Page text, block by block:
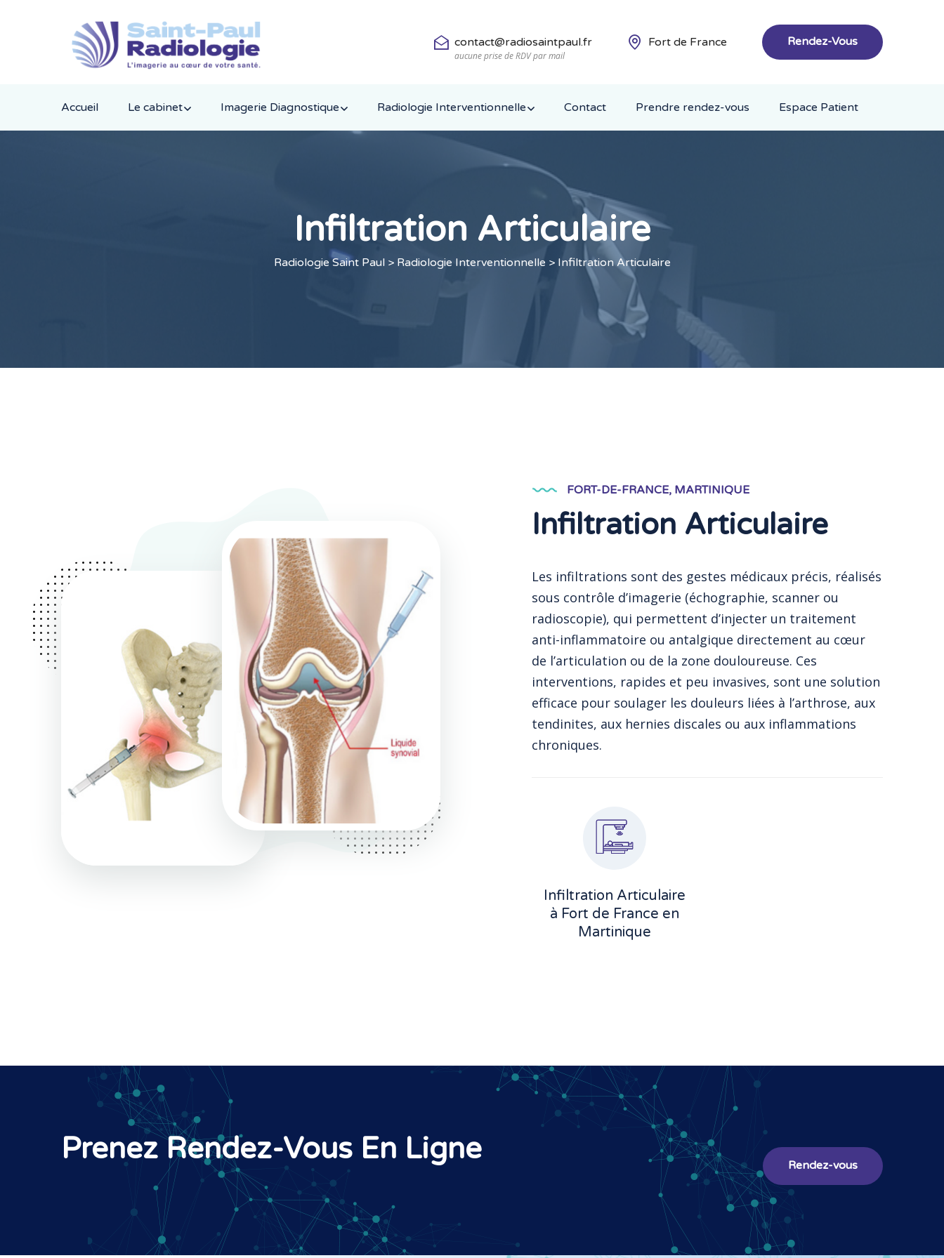
contact@radiosaintpaul.fr
aucune prise de RDV par mail
Fort de France Rendez-Vous
Accueil Le cabinet Imagerie Diagnostique Radiologie Interventionnelle Contact Prendre rendez-vous Espace Patient
Infiltration Articulaire
Radiologie Saint Paul> Radiologie Interventionnelle > Infiltration Articulaire
FORT-DE-FRANCE, MARTINIQUE
Infiltration Articulaire
Les infiltrations sont des gestes médicaux précis, réalisés
sous contrôle d’imagerie (échographie, scanner ou
radioscopie), qui permettent d’injecter un traitement
anti-inflammatoire ou antalgique directement au cœur
de l’articulation ou de la zone douloureuse. Ces
interventions, rapides et peu invasives, sont une solution
efficace pour soulager les douleurs liées à l’arthrose, aux
tendinites, aux hernies discales ou aux inflammations
chroniques.
Infiltration Articulaire
à Fort de France en
Martinique
Prenez Rendez-Vous En Ligne Rendez-vous